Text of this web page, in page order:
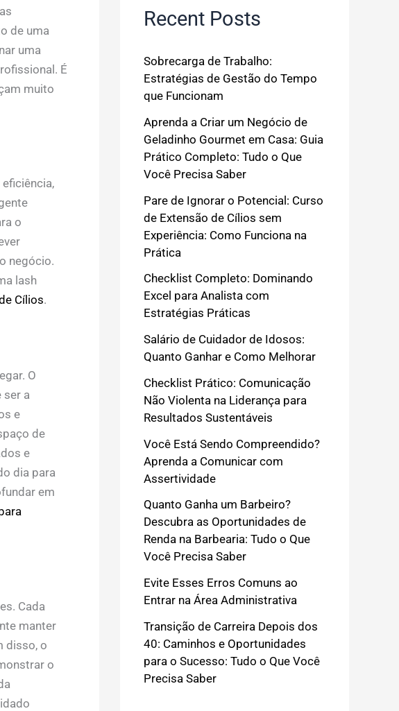
de uma
uma
É
muito
o
negócio.
lash
Cílios.
O
ser a
e
de
e
dia para
em
Cada
manter
disso, o
o
Recent Posts
Sobrecarga de Trabalho:
Estratégias de Gestão do Tempo
que Funcionam
Aprenda a Criar um Negócio de
Geladinho Gourmet em Casa: Guia
Prático Completo: Tudo o Que
Você Precisa Saber
Pare de Ignorar o Potencial: Curso
de Extensão de Cílios sem
Experiência: Como Funciona na
Prática
Checklist Completo: Dominando
Excel para Analista com
Estratégias Práticas
Salário de Cuidador de Idosos:
Quanto Ganhar e Como Melhorar
Checklist Prático: Comunicação
Não Violenta na Liderança para
Resultados Sustentáveis
Você Está Sendo Compreendido?
Aprenda a Comunicar com
Assertividade
Quanto Ganha um Barbeiro?
Descubra as Oportunidades de
Renda na Barbearia: Tudo o Que
Você Precisa Saber
Evite Esses Erros Comuns ao
Entrar na Área Administrativa
Transição de Carreira Depois dos
40: Caminhos e Oportunidades
para o Sucesso: Tudo o Que Você
Precisa Saber